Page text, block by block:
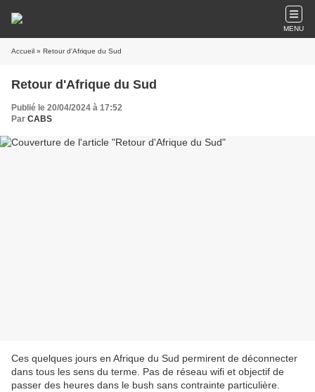
MENU
Accueil » Retour d'Afrique du Sud
Retour d'Afrique du Sud
Publié le 20/04/2024 à 17:52
Par CABS
Ces quelques jours en Afrique du Sud permirent de déconnecter
dans tous les sens du terme. Pas de réseau wifi et objectif de
passer des heures dans le bush sans contrainte particulière.